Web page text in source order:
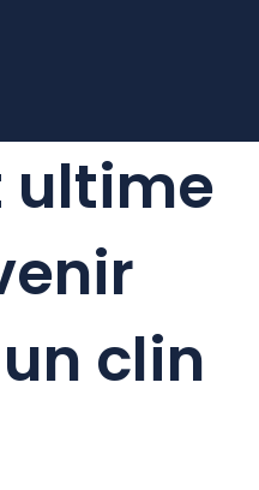
ultime
clin